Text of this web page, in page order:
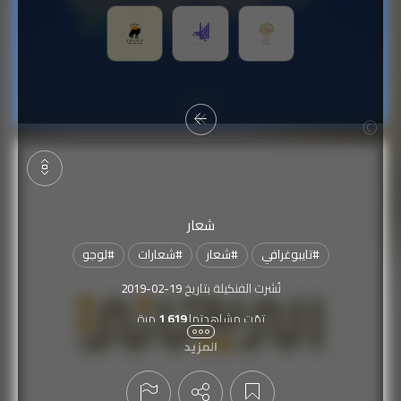
شعار
#تايبوغرافي #شعار #شعارات #لوجو
نُشرت الفنكيلة بتاريخ2019-02-19
تمّت مشاهدتها1,619 مرة
المزيد